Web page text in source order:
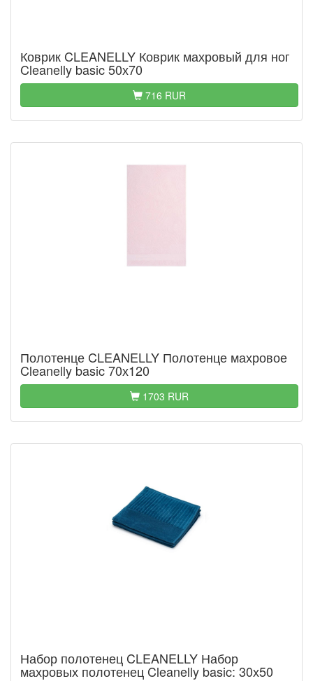
Коврик CLEANELLY Коврик махровый для ног
Cleanelly basic 50х70
716 RUR
Полотенце CLEANELLY Полотенце махровое
Cleanelly basic 70х120
1703 RUR
Набор полотенец CLEANELLY Набор
махровых полотенец Cleanelly basic: 30х50